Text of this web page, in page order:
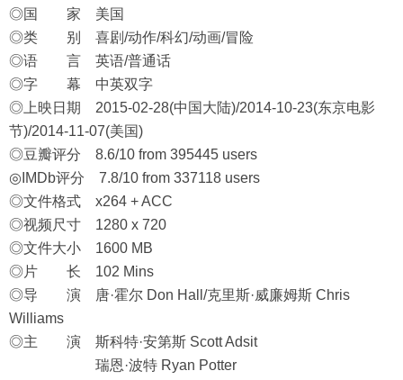
◎国 家 美国
◎类 别 喜剧/动作/科幻/动画/冒险
◎语 言 英语/普通话
◎字 幕 中英双字
◎上映日期 2015-02-28(中国大陆)/2014-10-23(东京电影
节)/2014-11-07(美国)
◎豆瓣评分 8.6/10 from 395445 users
◎IMDb评分 7.8/10 from 337118 users
◎文件格式 x264 + ACC
◎视频尺寸 1280 x 720
◎文件大小 1600 MB
◎片 长 102 Mins
◎导 演 唐·霍尔 Don Hall/克里斯·威廉姆斯 Chris
Williams
◎主 演 斯科特·安第斯 Scott Adsit
瑞恩·波特 Ryan Potter